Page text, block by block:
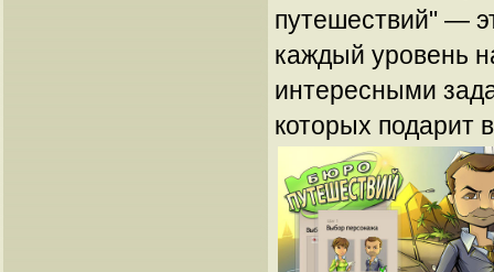
путешествий" —
каждый уровень
интересными
которых подарит